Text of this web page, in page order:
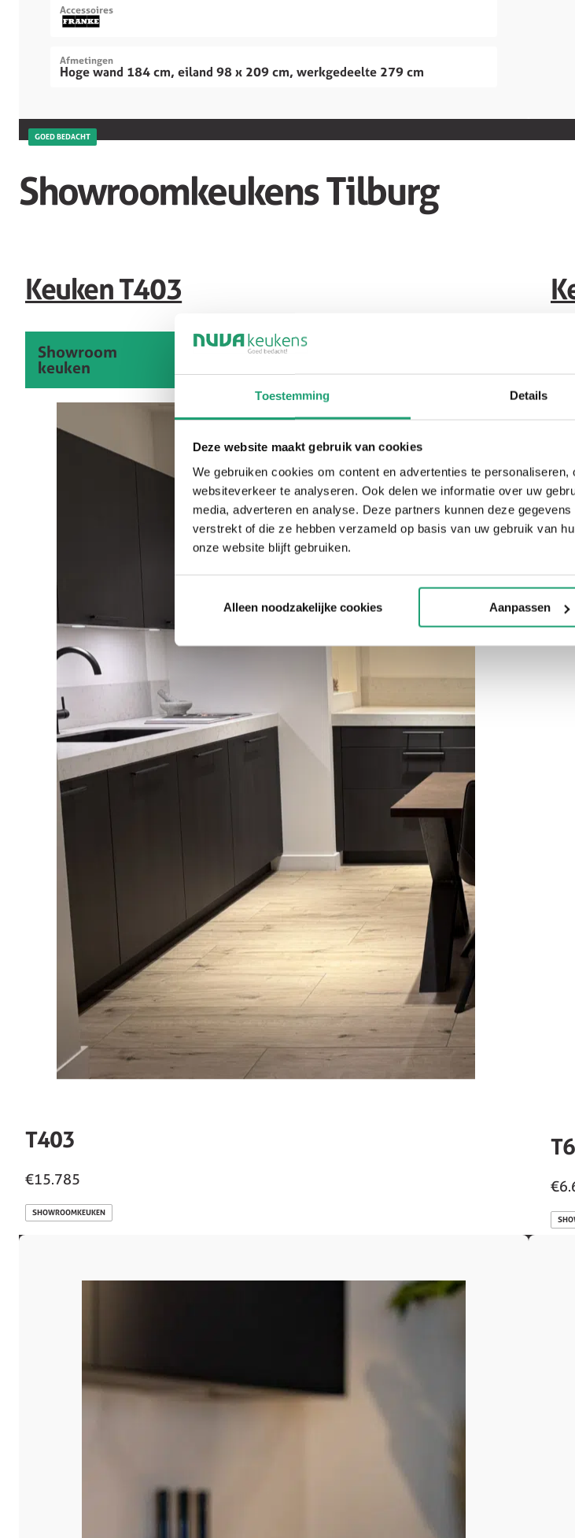
Toestemming Details
Deze website maakt gebruik van cookies
We gebruiken cookies om content en advertenties te
websiteverkeer te analyseren. Ook delen we informatie over uw
media, adverteren en analyse. Deze partners kunnen deze
verstrekt of die ze hebben verzameld op basis van uw gebruik van
onze website blijft gebruiken.
Alleen noodzakelijke cookies Aanpassen
Accessoires
Afmetingen
Hoge wand 184 cm, eiland 98 x 209 cm, werkgedeelte 279 cm
GOED BEDACHT
Showroomkeukens Tilburg
Keuken T403
Showroom
keuken
T403
€15.785
SHOWROOMKEUKEN